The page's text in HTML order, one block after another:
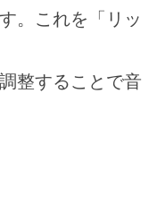
。これを「リッ
整することで音